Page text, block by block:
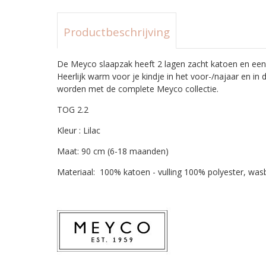
Productbeschrijving
De Meyco slaapzak heeft 2 lagen zacht katoen en
Heerlijk warm voor je kindje in het voor-/najaar en in
worden met de complete Meyco collectie.
TOG 2.2
Kleur : Lilac
Maat: 90 cm (6-18 maanden)
Materiaal: 100% katoen - vulling 100% polyester,